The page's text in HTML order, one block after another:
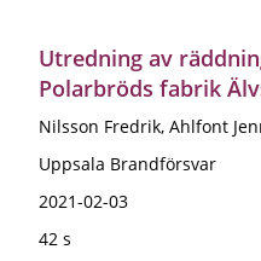
Utredning av
Polarbröds fabrik
Nilsson Fredrik, Ahlfont
Uppsala Brandförsvar
2021-02-03
42 s